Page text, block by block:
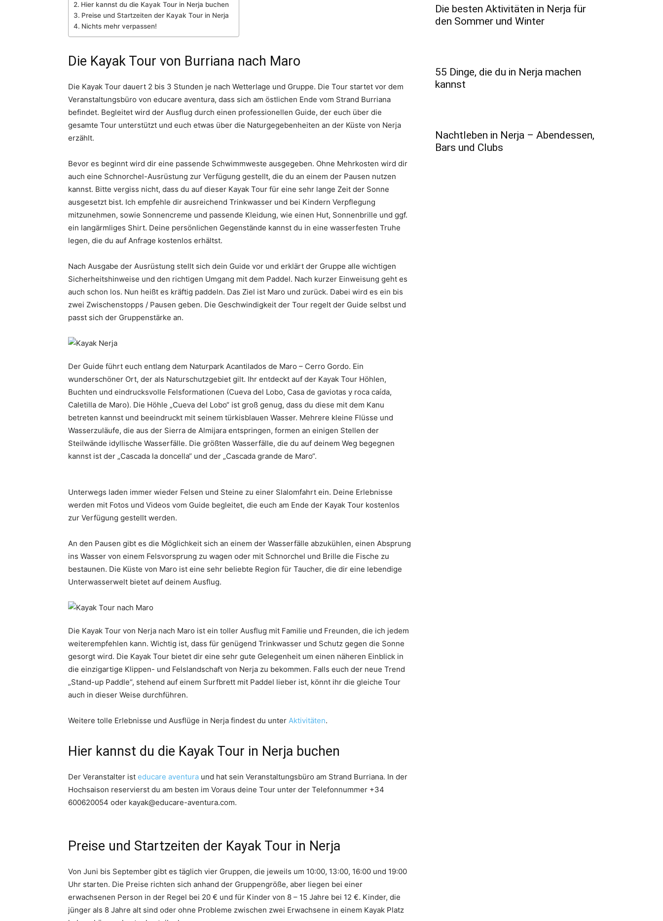
Hier kannst du die Kayak Tour in Nerja buchen
Preise und Startzeiten der Kayak Tour in Nerja
Nichts mehr verpassen!
Die Kayak Tour von Burriana nach Maro
Die Kayak Tour dauert 2 bis 3 Stunden je nach Wetterlage und Gruppe. Die Tour startet vor dem
Veranstaltungsbüro von educare aventura, dass sich am östlichen Ende vom Strand Burriana
befindet. Begleitet wird der Ausflug durch einen professionellen Guide, der euch über die
gesamte Tour unterstützt und euch etwas über die Naturgegebenheiten an der Küste von Nerja
erzählt.
Bevor es beginnt wird dir eine passende Schwimmweste ausgegeben. Ohne Mehrkosten wird dir
auch eine Schnorchel-Ausrüstung zur Verfügung gestellt, die du an einem der Pausen nutzen
kannst. Bitte vergiss nicht, dass du auf dieser Kayak Tour für eine sehr lange Zeit der Sonne
ausgesetzt bist. Ich empfehle dir ausreichend Trinkwasser und bei Kindern Verpflegung
mitzunehmen, sowie Sonnencreme und passende Kleidung, wie einen Hut, Sonnenbrille und ggf.
ein langärmliges Shirt. Deine persönlichen Gegenstände kannst du in eine wasserfesten Truhe
legen, die du auf Anfrage kostenlos erhältst.
Nach Ausgabe der Ausrüstung stellt sich dein Guide vor und erklärt der Gruppe alle wichtigen
Sicherheitshinweise und den richtigen Umgang mit dem Paddel. Nach kurzer Einweisung geht es
auch schon los. Nun heißt es kräftig paddeln. Das Ziel ist Maro und zurück. Dabei wird es ein bis
zwei Zwischenstopps / Pausen geben. Die Geschwindigkeit der Tour regelt der Guide selbst und
passt sich der Gruppenstärke an.
Der Guide führt euch entlang dem Naturpark Acantilados de Maro – Cerro Gordo. Ein
wunderschöner Ort, der als Naturschutzgebiet gilt. Ihr entdeckt auf der Kayak Tour Höhlen,
Buchten und eindrucksvolle Felsformationen (Cueva del Lobo, Casa de gaviotas y roca caída,
Caletilla de Maro). Die Höhle „Cueva del Lobo“ ist groß genug, dass du diese mit dem Kanu
betreten kannst und beeindruckt mit seinem türkisblauen Wasser. Mehrere kleine Flüsse und
Wasserzuläufe, die aus der Sierra de Almijara entspringen, formen an einigen Stellen der
Steilwände idyllische Wasserfälle. Die größten Wasserfälle, die du auf deinem Weg begegnen
kannst ist der „Cascada la doncella“ und der „Cascada grande de Maro“.
Unterwegs laden immer wieder Felsen und Steine zu einer Slalomfahrt ein. Deine Erlebnisse
werden mit Fotos und Videos vom Guide begleitet, die euch am Ende der Kayak Tour kostenlos
zur Verfügung gestellt werden.
An den Pausen gibt es die Möglichkeit sich an einem der Wasserfälle abzukühlen, einen Absprung
ins Wasser von einem Felsvorsprung zu wagen oder mit Schnorchel und Brille die Fische zu
bestaunen. Die Küste von Maro ist eine sehr beliebte Region für Taucher, die dir eine lebendige
Unterwasserwelt bietet auf deinem Ausflug.
Die Kayak Tour von Nerja nach Maro ist ein toller Ausflug mit Familie und Freunden, die ich jedem
weiterempfehlen kann. Wichtig ist, dass für genügend Trinkwasser und Schutz gegen die Sonne
gesorgt wird. Die Kayak Tour bietet dir eine sehr gute Gelegenheit um einen näheren Einblick in
die einzigartige Klippen- und Felslandschaft von Nerja zu bekommen. Falls euch der neue Trend
„Stand-up Paddle“, stehend auf einem Surfbrett mit Paddel lieber ist, könnt ihr die gleiche Tour
auch in dieser Weise durchführen.
Weitere tolle Erlebnisse und Ausflüge in Nerja findest du unter Aktivitäten.
Hier kannst du die Kayak Tour in Nerja buchen
Der Veranstalter ist educare aventura und hat sein Veranstaltungsbüro am Strand Burriana. In der
Hochsaison reservierst du am besten im Voraus deine Tour unter der Telefonnummer +34
600620054 oder kayak@educare-aventura.com.
Preise und Startzeiten der Kayak Tour in Nerja
Von Juni bis September gibt es täglich vier Gruppen, die jeweils um 10:00, 13:00, 16:00 und 19:00
Uhr starten. Die Preise richten sich anhand der Gruppengröße, aber liegen bei einer
erwachsenen Person in der Regel bei 20 € und für Kinder von 8 – 15 Jahre bei 12 €. Kinder, die
jünger als 8 Jahre alt sind oder ohne Probleme zwischen zwei Erwachsene in einem Kayak Platz
Die besten Aktivitäten in Nerja für
den Sommer und Winter
55 Dinge, die du in Nerja machen
kannst
Nachtleben in Nerja – Abendessen,
Bars und Clubs